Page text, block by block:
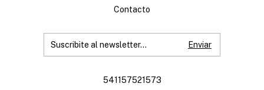
Contacto
541157521573